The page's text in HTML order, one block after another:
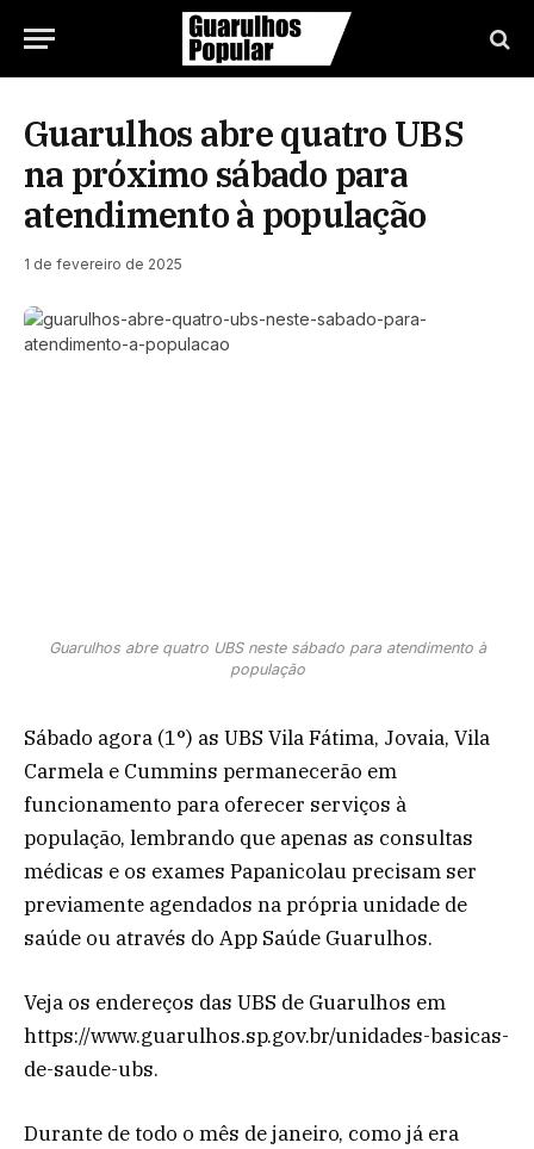
Guarulhos abre quatro UBS
na próximo sábado para
atendimento à população
1 de fevereiro de 2025
Guarulhos abre quatro UBS neste sábado para atendimento à
população
Sábado agora (1°) as UBS Vila Fátima, Jovaia, Vila
Carmela e Cummins permanecerão em
funcionamento para oferecer serviços à
população, lembrando que apenas as consultas
médicas e os exames Papanicolau precisam ser
previamente agendados na própria unidade de
saúde ou através do App Saúde Guarulhos.
Veja os endereços das UBS de Guarulhos em
https://www.guarulhos.sp.gov.br/unidades-basicas-
de-saude-ubs.
Durante de todo o mês de janeiro, como já era